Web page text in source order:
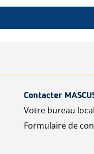
Contacter
Votre bureau
Formulaire de